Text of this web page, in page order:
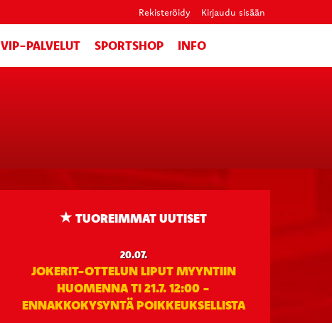
Rekisteröidy Kirjaudu sisään
VIP-PALVELUT SPORTSHOP INFO
TUOREIMMAT UUTISET
20.07.
JOKERIT-OTTELUN LIPUT MYYNTIIN
HUOMENNA TI 21.7. 12:00 -
ENNAKKOKYSYNTÄ POIKKEUKSELLISTA